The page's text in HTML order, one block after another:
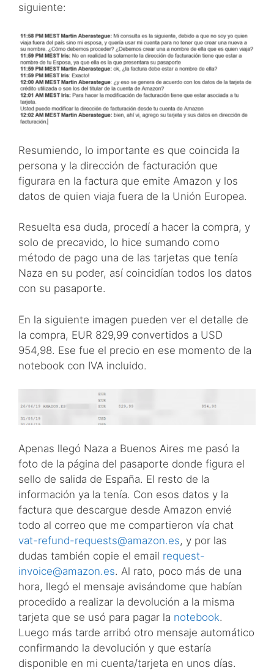
siguiente:
Resumiendo, lo importante es que coincida la
persona y la dirección de facturación que
figurara en la factura que emite Amazon y los
datos de quien viaja fuera de la Unión Europea.
Resuelta esa duda, procedí a hacer la compra, y
solo de precavido, lo hice sumando como
método de pago una de las tarjetas que tenía
Naza en su poder, así coincidían todos los datos
con su pasaporte.
En la siguiente imagen pueden ver el detalle de
la compra, EUR 829,99 convertidos a USD
954,98. Ese fue el precio en ese momento de la
notebook con IVA incluido.
Apenas llegó Naza a Buenos Aires me pasó la
foto de la página del pasaporte donde figura el
sello de salida de España. El resto de la
información ya la tenía. Con esos datos y la
factura que descargue desde Amazon envié
todo al correo que me compartieron vía chat
vat-refund-requests@amazon.es, y por las
dudas también copie el email request-
invoice@amazon.es. Al rato, poco más de una
hora, llegó el mensaje avisándome que habían
procedido a realizar la devolución a la misma
tarjeta que se usó para pagar la notebook.
Luego más tarde arribó otro mensaje automático
confirmando la devolución y que estaría
disponible en mi cuenta/tarjeta en unos días.